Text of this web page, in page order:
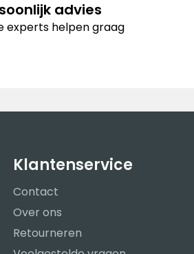
advies
experts helpen graag
Klantenservice
Contact
Over ons
Retourneren